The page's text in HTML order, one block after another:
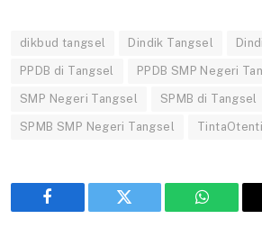
dikbud tangsel Dindik Tangsel
PPDB di Tangsel PPDB SMP Negeri
SMP Negeri Tangsel SPMB di Tangsel
SPMB SMP Negeri Tangsel
Facebook Twitter